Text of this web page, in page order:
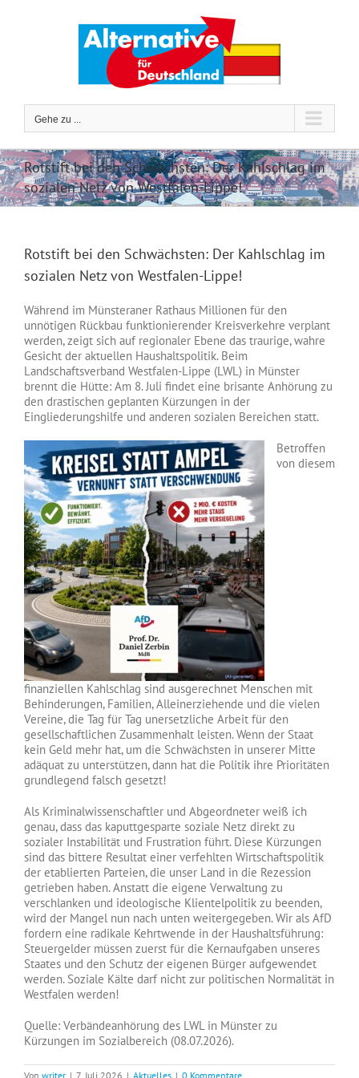
Gehe zu ...
Rotstift bei den Schwächsten: Der Kahlschlag im
sozialen Netz von Westfalen-Lippe!
Rotstift bei den Schwächsten: Der Kahlschlag im
sozialen Netz von Westfalen-Lippe!
Während im Münsteraner Rathaus Millionen für den
unnötigen Rückbau funktionierender Kreisverkehre verplant
werden, zeigt sich auf regionaler Ebene das traurige, wahre
Gesicht der aktuellen Haushaltspolitik. Beim
Landschaftsverband Westfalen-Lippe (LWL) in Münster
brennt die Hütte: Am 8. Juli findet eine brisante Anhörung zu
den drastischen geplanten Kürzungen in der
Eingliederungshilfe und anderen sozialen Bereichen statt.
Betroffen
von diesem
finanziellen Kahlschlag sind ausgerechnet Menschen mit
Behinderungen, Familien, Alleinerziehende und die vielen
Vereine, die Tag für Tag unersetzliche Arbeit für den
gesellschaftlichen Zusammenhalt leisten. Wenn der Staat
kein Geld mehr hat, um die Schwächsten in unserer Mitte
adäquat zu unterstützen, dann hat die Politik ihre Prioritäten
grundlegend falsch gesetzt!
Als Kriminalwissenschaftler und Abgeordneter weiß ich
genau, dass das kaputtgesparte soziale Netz direkt zu
sozialer Instabilität und Frustration führt. Diese Kürzungen
sind das bittere Resultat einer verfehlten Wirtschaftspolitik
der etablierten Parteien, die unser Land in die Rezession
getrieben haben. Anstatt die eigene Verwaltung zu
verschlanken und ideologische Klientelpolitik zu beenden,
wird der Mangel nun nach unten weitergegeben. Wir als AfD
fordern eine radikale Kehrtwende in der Haushaltsführung:
Steuergelder müssen zuerst für die Kernaufgaben unseres
Staates und den Schutz der eigenen Bürger aufgewendet
werden. Soziale Kälte darf nicht zur politischen Normalität in
Westfalen werden!
Quelle: Verbändeanhörung des LWL in Münster zu
Kürzungen im Sozialbereich (08.07.2026).
Von writer | 7. Juli 2026 | Aktuelles | 0 Kommentare